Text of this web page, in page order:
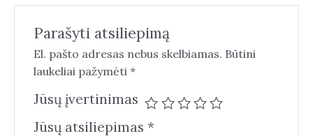
Parašyti atsiliepimą
El. pašto adresas nebus skelbiamas. Būtini
laukeliai pažymėti *
Jūsų įvertinimas
Jūsų atsiliepimas *